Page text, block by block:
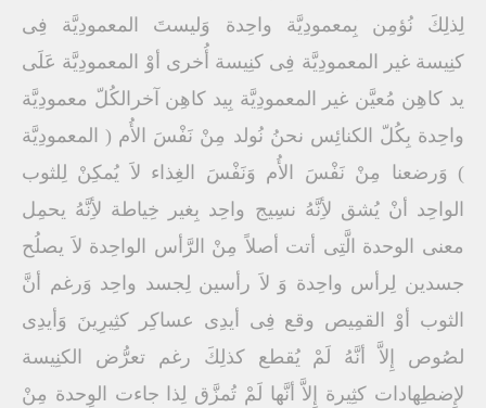
لِذلِكَ نُؤمِن بِمعمودِيَّة واحِدة وَليستَ المعمودِيَّة فِى
كنِيسة غير المعمودِيَّة فِى كنِيسة أُخرى أوْ المعمودِيَّة عَلَى
يد كاهِن مُعيَّن غير المعمودِيَّة بِيد كاهِن آخرالكُلّ معمودِيَّة
واحِدة بِكُلّ الكنائِس نحنُ نُولد مِنْ نَفْسَ الأُم ( المعمودِيَّة
) وَرضعنا مِنْ نَفْسَ الأُم وَنَفْسَ الغِذاء لاَ يُمكِنْ لِلثوب
الواحِد أنْ يُشق لأِنَّهُ نسِيج واحِد بِغير خِياطة لأِنَّهُ يحمِل
معنى الوحدة الَّتِى أتت أصلاً مِنْ الرَّأس الواحِدة لاَ يصلُح
جسدين لِرأس واحِدة وَ لاَ رأسين لِجسد واحِد وَرغم أنَّ
الثوب أوْ القمِيص وقع فِى أيدِى عساكِر كثِيرِينَ وَأيدِى
لصُوص إِلاَّ أنَّهُ لَمْ يُقطع كذلِكَ رغم تعرُّض الكنِيسة
لإِضطِهادات كثِيرة إِلاَّ أنَّها لَمْ تُمزَّق لِذا جاءت الوِحدة مِنْ